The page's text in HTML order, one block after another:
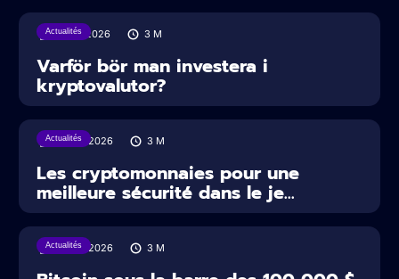
Actualités
31/07/2026 3 M
Varför bör man investera i
kryptovalutor?
Actualités
30/07/2026 3 M
Les cryptomonnaies pour une
meilleure sécurité dans le je...
Actualités
29/07/2026 3 M